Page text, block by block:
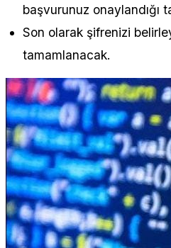
başvurunuz onaylandığı
Son olarak şifrenizi
tamamlanacak.